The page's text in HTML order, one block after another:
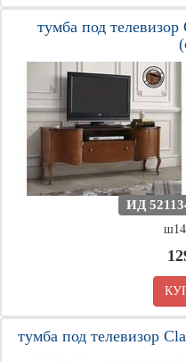
тумба под
ИД
тумба под телевизор